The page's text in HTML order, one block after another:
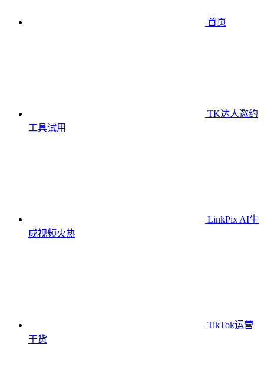
首页
TK达人邀约
工具试用
LinkPix AI生
成视频火热
TikTok运营
干货